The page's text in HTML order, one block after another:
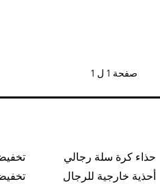
صفحة 1 ل 1
حذاء كرة سلة رجالي
أحذية خارجية للرجال